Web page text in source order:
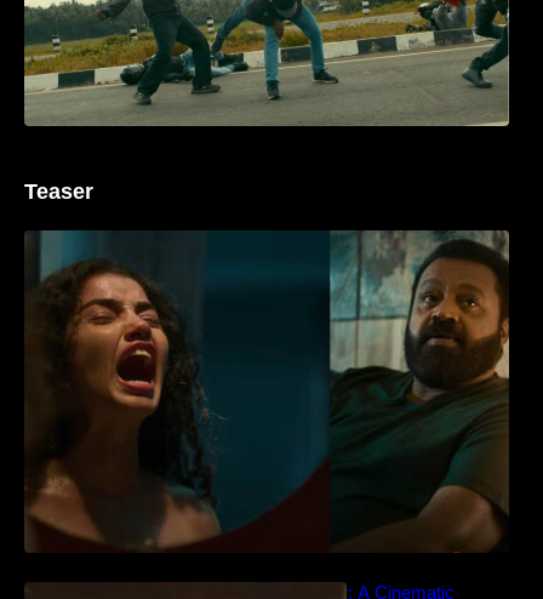
Teaser
‘ജെഎസ്‌കെ’ ടീസർ പുറത്ത്; വക്കീൽ
വേഷത്തിൽ നിറഞ്ഞാടി സുരേഷ് ഗോപി..
Idiyan Chandhu – Teaser: A Cinematic